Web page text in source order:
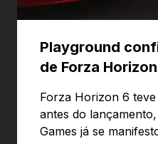
Playground
de Forza
Forza Horizon 6
antes do
Games já se